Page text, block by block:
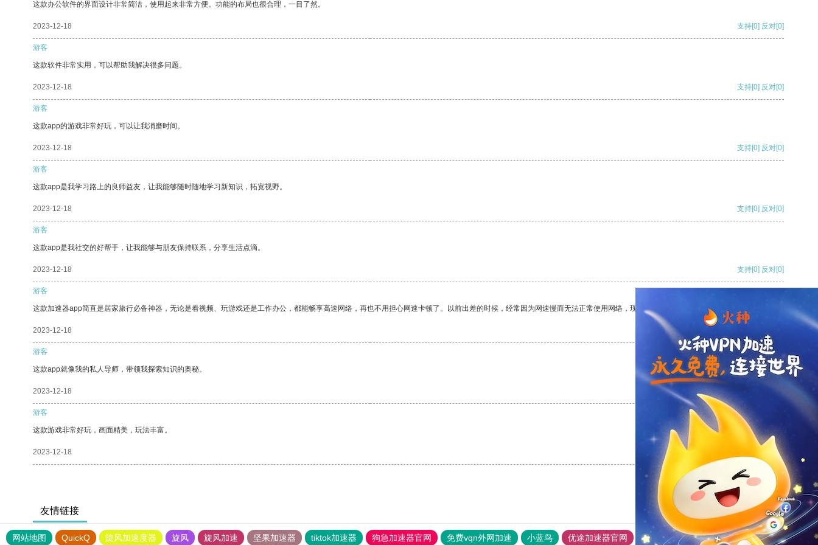
这款办公软件的界面设计非常简洁，使用起来非常方便。功能的布局也很合理，一目了然。
2023-12-18 支持[0] 反对[0]
游客
这款软件非常实用，可以帮助我解决很多问题。
2023-12-18 支持[0] 反对[0]
游客
这款app的游戏非常好玩，可以让我消磨时间。
2023-12-18 支持[0] 反对[0]
游客
这款app是我学习路上的良师益友，让我能够随时随地学习新知识，拓宽视野。
2023-12-18 支持[0] 反对[0]
游客
这款app是我社交的好帮手，让我能够与朋友保持联系，分享生活点滴。
2023-12-18 支持[0] 反对[0]
游客
这款加速器app简直是居家旅行必备神器，无论是看视频、玩游戏还是工作办公，都能畅享高速网络，再也不用担心网速卡顿了。以前出差的时候，经常因为网速慢而无法正常使用网络，现在有了这个app，我再也不用担心了。
2023-12-18
游客
这款app就像我的私人导师，带领我探索知识的奥秘。
2023-12-18 反对
游客
这款游戏非常好玩，画面精美，玩法丰富。
2023-12-18 反对[0]
友情链接
网站地图 QuickQ 旋风加速度器 旋风 旋风加速 坚果加速器 tiktok加速器 狗急加速器官网 免费vqn外网加速 小蓝鸟 优途加速器官网 风驰加速器 旋风加速器 八戒看书